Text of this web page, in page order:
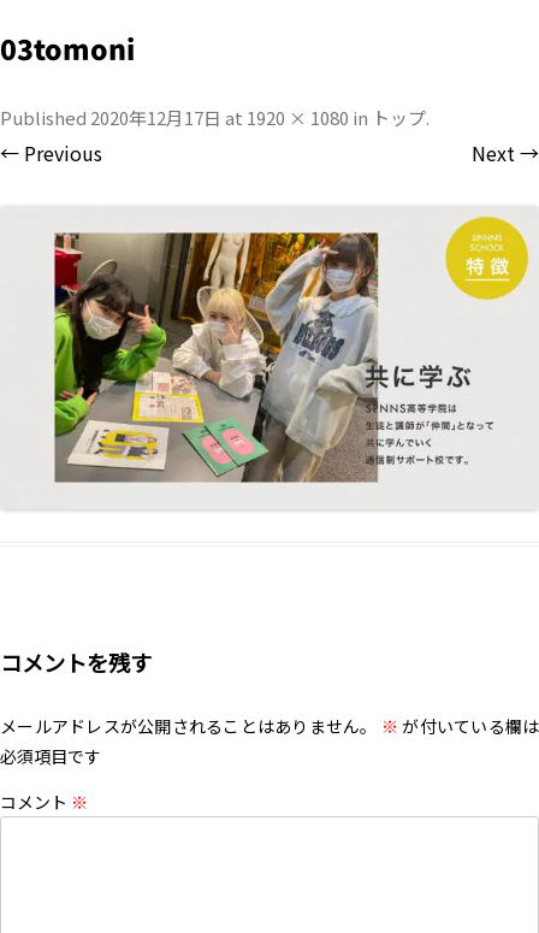
03tomoni
Published 2020年12月17日 at 1920 × 1080 in トップ.
← Previous Next →
コメントを残す
メールアドレスが公開されることはありません。 ※ が付いている欄は
必須項目です
コメント ※